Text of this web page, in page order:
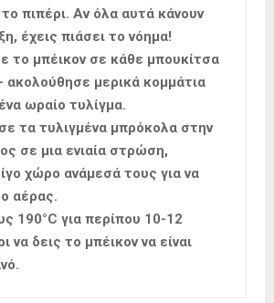
πιπέρι. Αν όλα αυτά κάνουν
έχεις πιάσει το νόημα!
το μπέικον σε κάθε μπουκίτσα
ακολούθησε μερικά κομμάτια
ωραίο τυλίγμα.
τα τυλιγμένα μπρόκολα στην
σε μια ενιαία στρώση,
χώρο ανάμεσά τους για να
αέρας.
190°C για περίπου 10-12
να δεις το μπέικον να είναι